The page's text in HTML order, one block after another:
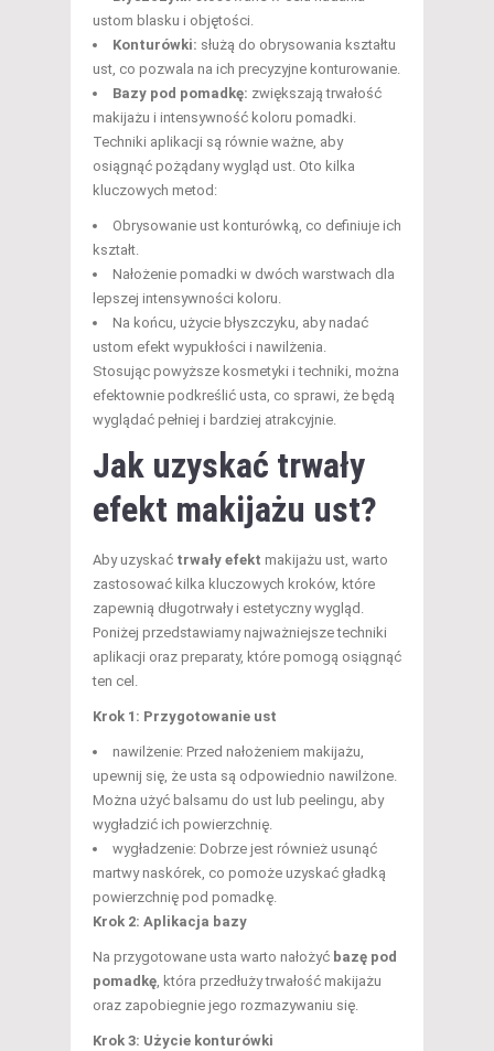
ustom blasku i objętości.
Konturówki: służą do obrysowania kształtu
ust, co pozwala na ich precyzyjne konturowanie.
Bazy pod pomadkę: zwiększają trwałość
makijażu i intensywność koloru pomadki.
Techniki aplikacji są równie ważne, aby
osiągnąć pożądany wygląd ust. Oto kilka
kluczowych metod:
Obrysowanie ust konturówką, co definiuje ich
kształt.
Nałożenie pomadki w dwóch warstwach dla
lepszej intensywności koloru.
Na końcu, użycie błyszczyku, aby nadać
ustom efekt wypukłości i nawilżenia.
Stosując powyższe kosmetyki i techniki, można
efektownie podkreślić usta, co sprawi, że będą
wyglądać pełniej i bardziej atrakcyjnie.
Jak uzyskać trwały
efekt makijażu ust?
Aby uzyskać trwały efekt makijażu ust, warto
zastosować kilka kluczowych kroków, które
zapewnią długotrwały i estetyczny wygląd.
Poniżej przedstawiamy najważniejsze techniki
aplikacji oraz preparaty, które pomogą osiągnąć
ten cel.
Krok 1: Przygotowanie ust
nawilżenie: Przed nałożeniem makijażu,
upewnij się, że usta są odpowiednio nawilżone.
Można użyć balsamu do ust lub peelingu, aby
wygładzić ich powierzchnię.
wygładzenie: Dobrze jest również usunąć
martwy naskórek, co pomoże uzyskać gładką
powierzchnię pod pomadkę.
Krok 2: Aplikacja bazy
Na przygotowane usta warto nałożyć bazę pod
pomadkę, która przedłuży trwałość makijażu
oraz zapobiegnie jego rozmazywaniu się.
Krok 3: Użycie konturówki